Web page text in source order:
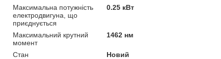
Максимальна потужність
електродвигуна, що
приєднується
0.25 кВт
Максимальний крутний
момент
1462 нм
Стан
Новий